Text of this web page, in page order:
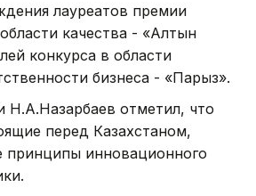
лауреатов премии
качества - «Алтын
конкурса в области
бизнеса - «Парыз».
Н.А.Назарбаев отметил, что
перед Казахстаном,
инновационного